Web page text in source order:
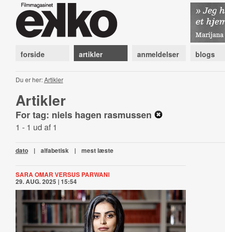
forside artikler anmeldelser blogs
Du er her:Artikler
Artikler
For tag: niels hagen rasmussen
1 - 1 ud af 1
dato | alfabetisk | mest læste
SARA OMAR VERSUS PARWANI
29. AUG. 2025 | 15:54